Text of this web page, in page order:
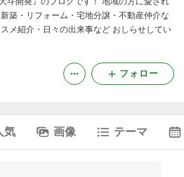
築・リフォーム・宅地分譲・不動産仲介な
メ紹介・日々の出来事など おしらせしてい
フォロー
気 画像 テーマ